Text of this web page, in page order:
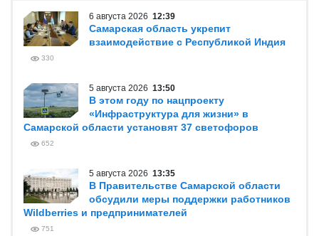
6 августа 2026 12:39
Самарская область укрепит
взаимодействие с Республикой Индия
330
5 августа 2026 13:50
В этом году по нацпроекту
«Инфраструктура для жизни» в
Самарской области установят 37 светофоров
652
5 августа 2026 13:35
В Правительстве Самарской области
обсудили меры поддержки работников
Wildberries и предпринимателей
751